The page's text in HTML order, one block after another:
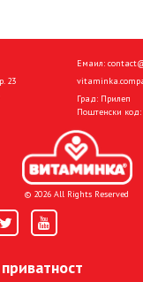
23
Емаил:
Град: Прилеп
Поштенски код:
© 2026 All Rights Reserved